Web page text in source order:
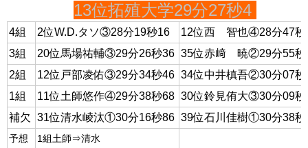
13位拓殖大学29分27秒4
4組 2位W.D.タソ③28分19秒16
12位西 智也④28分47
3組
20位馬場祐輔③29分26秒36 35位赤﨑 暁②29分55
2組
12位戸部凌佑③29分34秒46 34位中井槙吾②30分07
1組
11位土師悠作④29分38秒68 30位鈴見侑大③30分09
補欠
31位清水崚汰①30分16秒86 39位石川佳樹①30分38
予想 1組土師⇒清水